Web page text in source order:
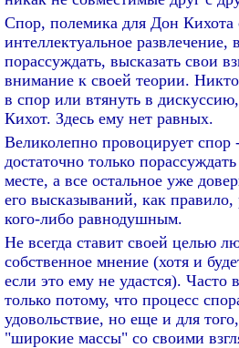
Спор, полемика для Дон Кихота
интеллектуальное развлечение,
порассуждать, высказать свои
внимание к своей теории.
в спор или втянуть в
Кихот. Здесь ему нет равных.
Великолепно провоцирует спор
достаточно только
месте, а все остальное уже
его высказываний, как
кого-либо равнодушным.
Не всегда ставит своей целью
собственное мнение (хотя и
если это ему не удастся). Часто
только потому, что процесс
удовольствие, но еще и для
"широкие массы" со своими